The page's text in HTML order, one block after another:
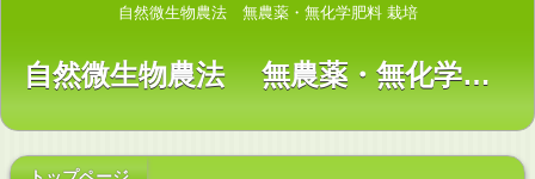
自然微生物農法 無農薬・無化学肥料 栽培
自然微生物農法 無農薬・無化学肥料 栽培